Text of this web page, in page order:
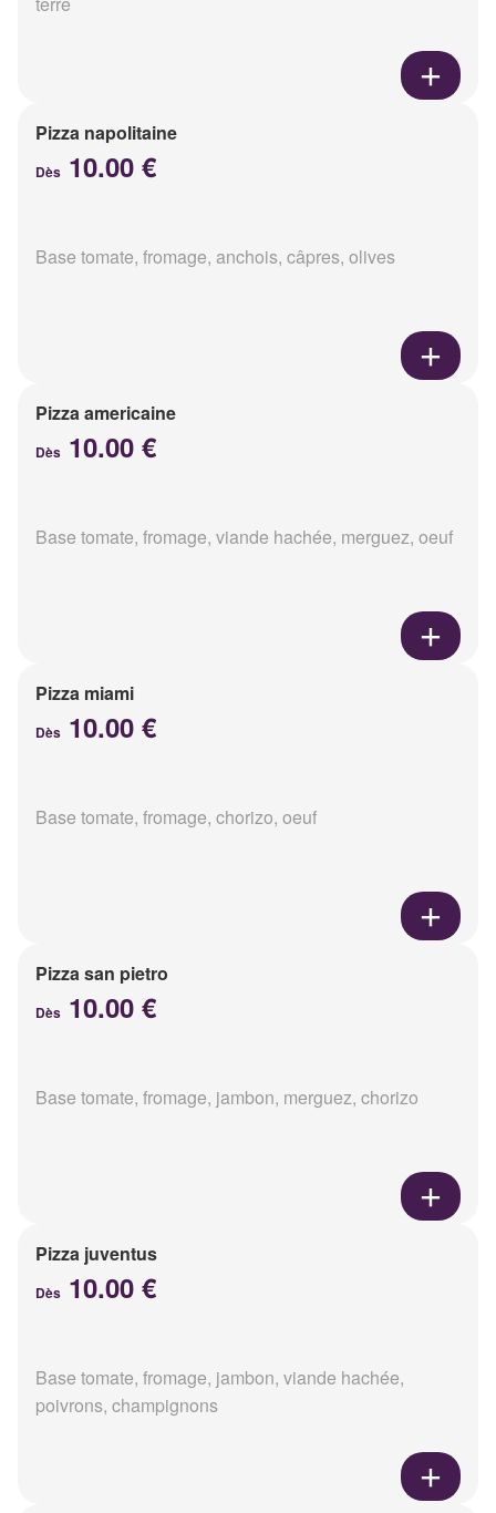
Pizza napolitaine
Dès 10.00 €
Base tomate, fromage, anchois, câpres, olives
Pizza americaine
Dès 10.00 €
Base tomate, fromage, viande hachée, merguez, oeuf
Pizza miami
Dès 10.00 €
Base tomate, fromage, chorizo, oeuf
Pizza san pietro
Dès 10.00 €
Base tomate, fromage, jambon, merguez, chorizo
Pizza juventus
Dès 10.00 €
Base tomate, fromage, jambon, viande hachée,
poivrons, champignons